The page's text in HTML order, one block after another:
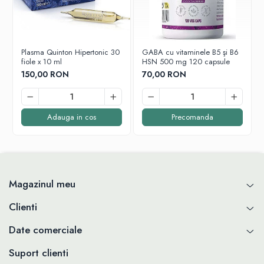
detoxifiant
stimulent mental
analgezic
antiinflamator
antioxidant
antialergic
Plasma Quinton Hipertonic 30
fiole x 10 ml
150,00 RON
Adauga in cos
GABA cu vitaminele B5 şi B6
HSN 500 mg 120 capsule
70,00 RON
Precomanda
Magazinul meu
Clienti
Date comerciale
Suport clienti